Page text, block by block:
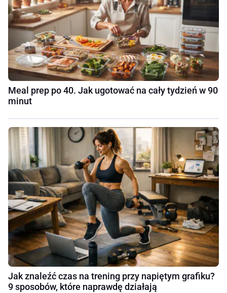
Meal prep po 40. Jak ugotować na cały tydzień w 90
minut
Jak znaleźć czas na trening przy napiętym grafiku?
9 sposobów, które naprawdę działają